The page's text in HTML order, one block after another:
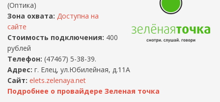
(Оптика)
Зона охвата: Доступна на
сайте
Стоимость подключения: 400
рублей
Телефон: (47467) 5-38-39.
Адрес: г. Елец, ул.Юбилейная, д.11А
Сайт: elets.zelenaya.net
Подробнее о провайдере Зеленая точка